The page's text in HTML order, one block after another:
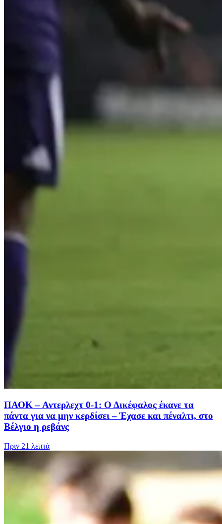
ΠΑΟΚ – Αντερλεχτ 0-1: Ο Δικέφαλος έκανε τα
πάντα για να μην κερδίσει – Έχασε και πέναλτι, στο
Βέλγιο η ρεβάνς
Πριν 21 λεπτά